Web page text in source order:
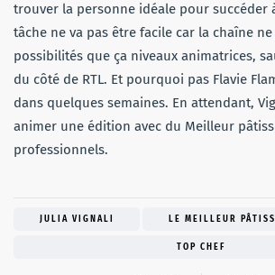
trouver la personne idéale pour succéder
tâche ne va pas être facile car la chaîne
possibilités que ça niveaux animatrices,
du côté de RTL. Et pourquoi pas Flavie
dans quelques semaines. En attendant,
animer une édition avec du Meilleur
professionnels.
JULIA VIGNALI LE MEILLEUR
TOP CHEF